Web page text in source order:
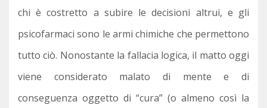
chi è costretto a subire le decisioni altrui, e gli
psicofarmaci sono le armi chimiche che permettono
tutto ciò. Nonostante la fallacia logica, il matto oggi
viene considerato malato di mente e di
conseguenza oggetto di “cura” (o almeno così la